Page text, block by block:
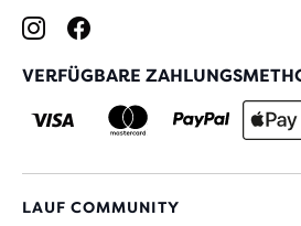
VERFÜGBARE
LAUF COMMUNITY